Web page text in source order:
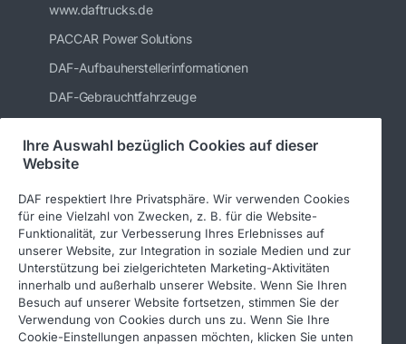
www.daftrucks.de
PACCAR Power Solutions
DAF-Aufbauherstellerinformationen
DAF-Gebrauchtfahrzeuge
DAF Teile Webshop
DAF Frankfurt GmbH
Impressum
Ihre Auswahl bezüglich Cookies auf dieser
Website
DAF respektiert Ihre Privatsphäre. Wir verwenden Cookies
für eine Vielzahl von Zwecken, z. B. für die Website-
Funktionalität, zur Verbesserung Ihres Erlebnisses auf
unserer Website, zur Integration in soziale Medien und zur
Unterstützung bei zielgerichteten Marketing-Aktivitäten
innerhalb und außerhalb unserer Website. Wenn Sie Ihren
Besuch auf unserer Website fortsetzen, stimmen Sie der
Verwendung von Cookies durch uns zu. Wenn Sie Ihre
Cookie-Einstellungen anpassen möchten, klicken Sie unten